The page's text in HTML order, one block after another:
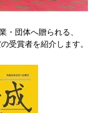
団体へ贈られる、
受賞者を紹介します。